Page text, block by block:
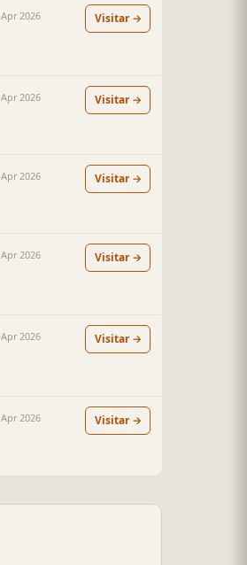
Apr 2026 Visitar →
Apr 2026 Visitar →
Apr 2026 Visitar →
Apr 2026 Visitar →
Apr 2026 Visitar →
Apr 2026 Visitar →